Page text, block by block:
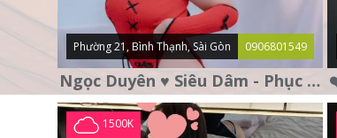
Phường 21, Bình Thạnh, Sài Gòn 0906801549
Ngọc Duyên ♥️ Siêu Dâm - Phục Vụ Tận Tình - Chu Đáo
1500K